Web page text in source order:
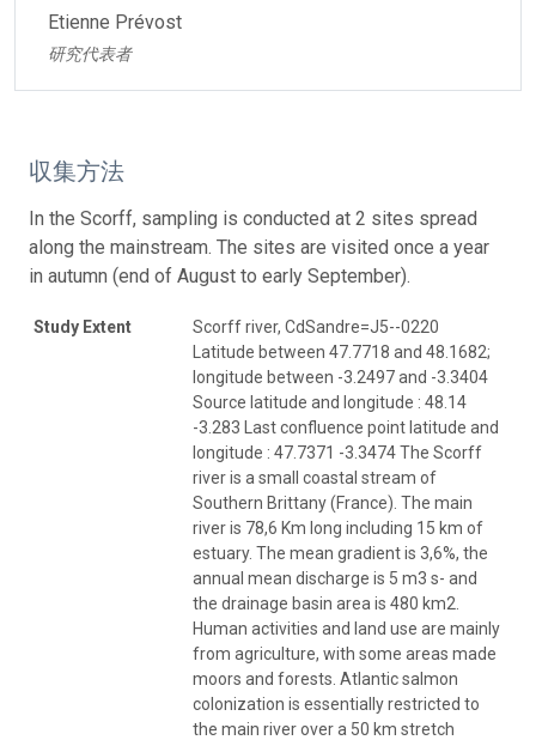
Etienne Prévost
研究代表者
収集方法
In the Scorff, sampling is conducted at 2 sites spread
along the mainstream. The sites are visited once a year
in autumn (end of August to early September).
Study Extent
Scorff river, CdSandre=J5--0220
Latitude between 47.7718 and 48.1682;
longitude between -3.2497 and -3.3404
Source latitude and longitude : 48.14
-3.283 Last confluence point latitude and
longitude : 47.7371 -3.3474 The Scorff
river is a small coastal stream of
Southern Brittany (France). The main
river is 78,6 Km long including 15 km of
estuary. The mean gradient is 3,6%, the
annual mean discharge is 5 m3 s- and
the drainage basin area is 480 km2.
Human activities and land use are mainly
from agriculture, with some areas made
moors and forests. Atlantic salmon
colonization is essentially restricted to
the main river over a 50 km stretch